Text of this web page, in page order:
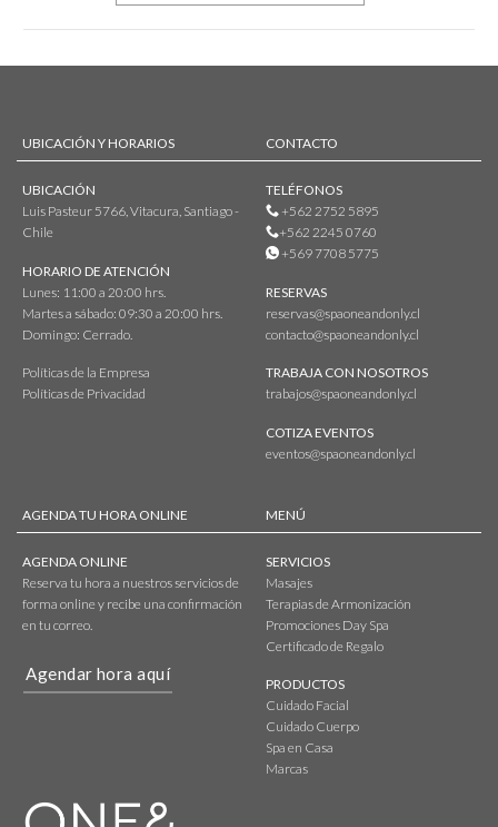
UBICACIÓN Y HORARIOS
UBICACIÓN
Luis Pasteur 5766, Vitacura, Santiago -
Chile
HORARIO DE ATENCIÓN
Lunes: 11:00 a 20:00 hrs.
Martes a sábado: 09:30 a 20:00 hrs.
Domingo: Cerrado.
Políticas de la Empresa
Políticas de Privacidad
CONTACTO
TELÉFONOS
+562 2752 5895
+562 2245 0760
+569 7708 5775
RESERVAS
reservas@spaoneandonly.cl
contacto@spaoneandonly.cl
TRABAJA CON NOSOTROS
trabajos@spaoneandonly.cl
COTIZA EVENTOS
eventos@spaoneandonly.cl
AGENDA TU HORA ONLINE
AGENDA ONLINE
Reserva tu hora a nuestros servicios de
forma online y recibe una confirmación
en tu correo.
Agendar hora aquí
MENÚ
SERVICIOS
Masajes
Terapias de Armonización
Promociones Day Spa
Certificado de Regalo
PRODUCTOS
Cuidado Facial
Cuidado Cuerpo
Spa en Casa
Marcas